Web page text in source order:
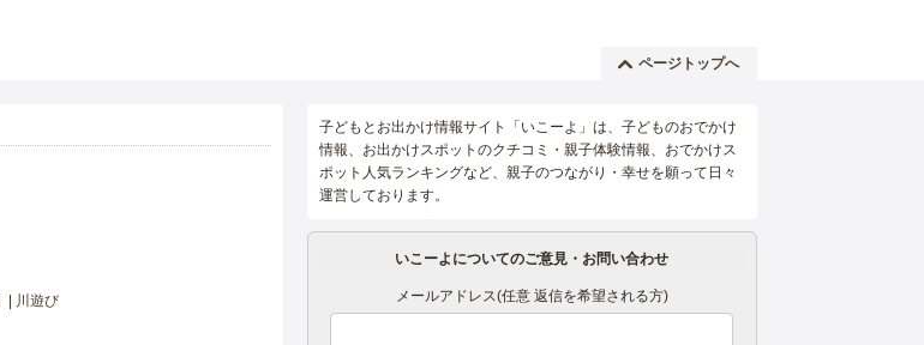
ページトップへ
川遊び
子どもとお出かけ情報サイト「いこーよ」は、子どものおでかけ
情報、お出かけスポットのクチコミ・親子体験情報、おでかけス
ポット人気ランキングなど、親子のつながり・幸せを願って日々
運営しております。
いこーよについてのご意見・お問い合わせ
メールアドレス(任意 返信を希望される方)